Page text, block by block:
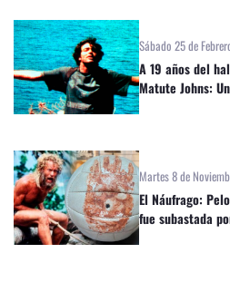
Sábado 25 de
A 19 años del
Matute Johns:
Martes 8 de
El Náufrago:
fue subastada